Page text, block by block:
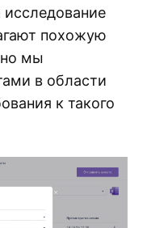
похожую
мы
в области
к такого